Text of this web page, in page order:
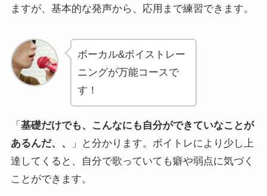
ますが、基本的な発声から、応用まで練習できます。
ボーカル&ボイストレー
ニングが万能コースで
す！
「 基礎だけでも、こんなにも自分ができていなことが
あるんだ、、
」と分かります。ボイトレにより少し上
達してくると、自分で歌っていても癖や弱点に気づく
ことができます。